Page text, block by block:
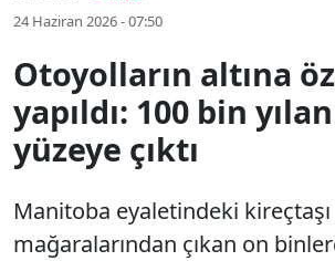
24 Haziran 2026 - 07:50
Otoyolların altına
yapıldı: 100 bin
yüzeye çıktı
Manitoba eyaletindeki kireçtaşı
mağaralarından çıkan on